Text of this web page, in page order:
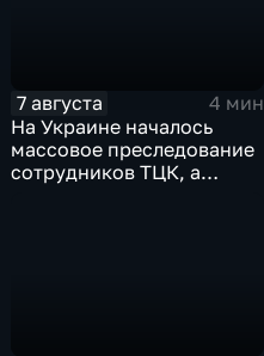
7 августа
4 мин
На Украине началось
массовое преследование
сотрудников ТЦК, а